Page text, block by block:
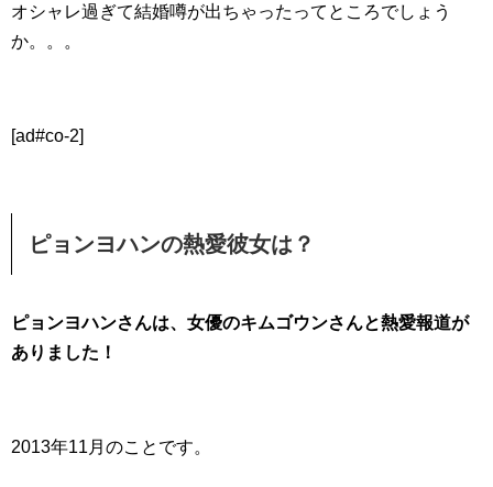
オシャレ過ぎて結婚噂が出ちゃったってところでしょう
か。。。
[ad#co-2]
ピョンヨハンの熱愛彼女は？
ピョンヨハンさんは、女優のキムゴウンさんと熱愛報道が
ありました！
2013年11月のことです。